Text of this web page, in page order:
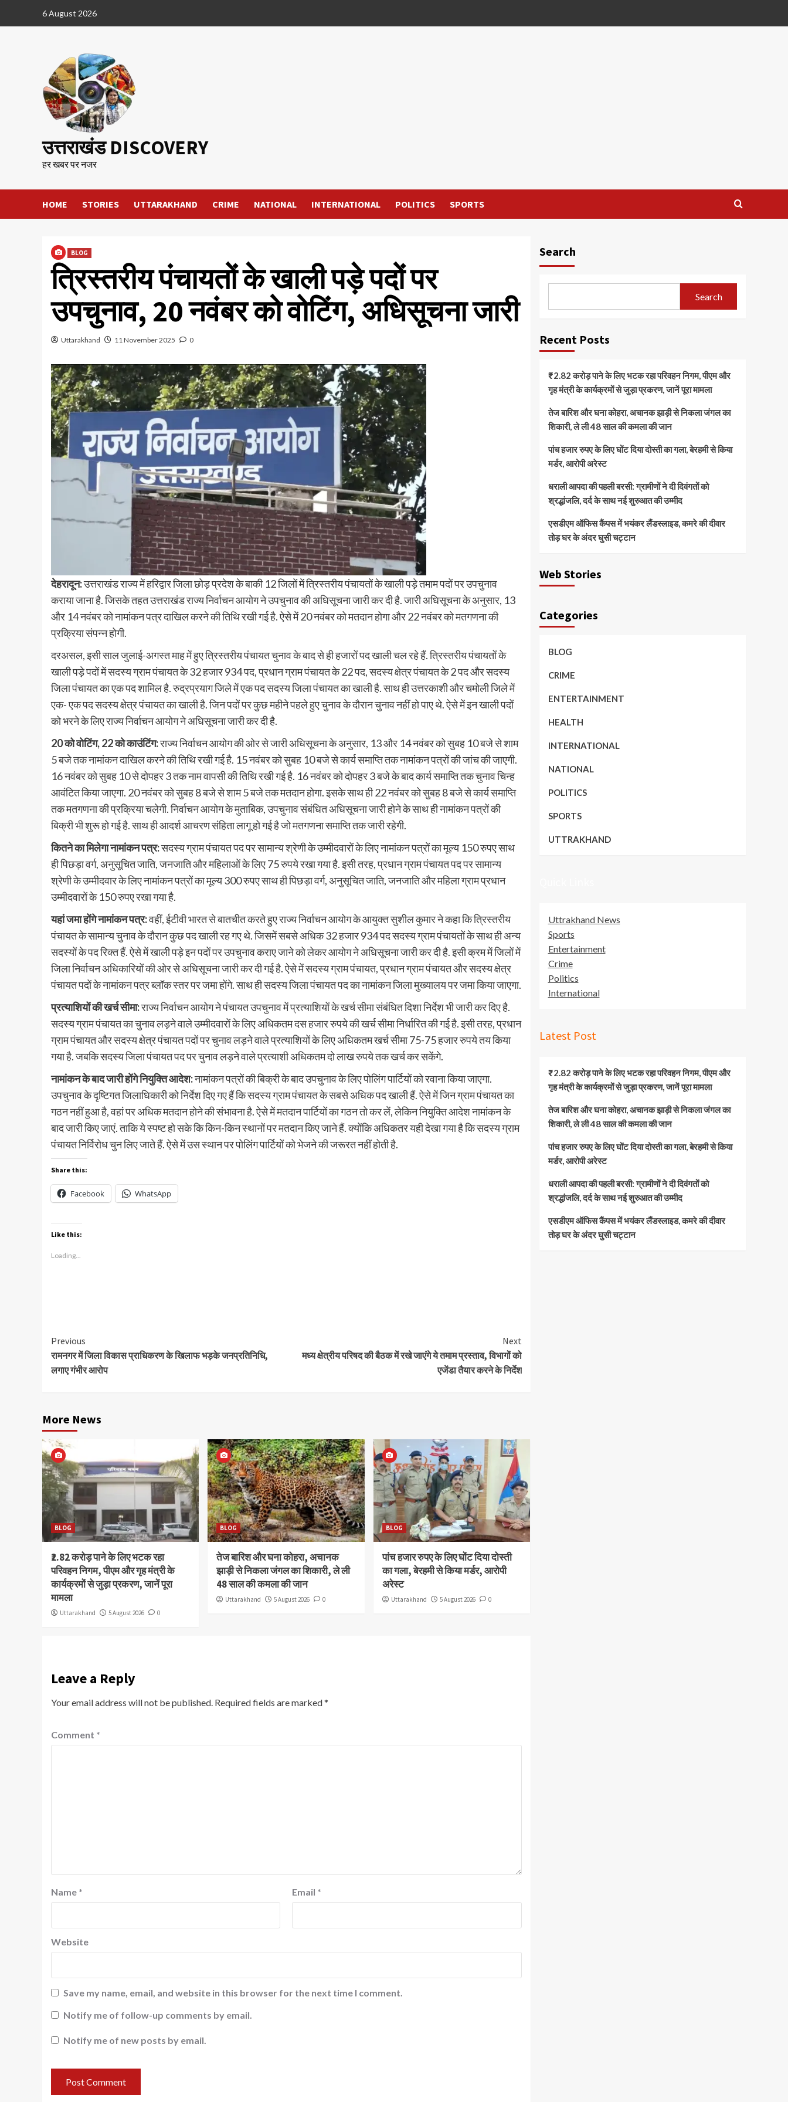
6 August 2026
उत्तराखंड DISCOVERY
हर खबर पर नजर
HOME STORIES UTTARAKHAND CRIME NATIONAL INTERNATIONAL POLITICS SPORTS
BLOG
त्रिस्तरीय पंचायतों के खाली पड़े पदों पर
उपचुनाव, 20 नवंबर को वोटिंग, अधिसूचना जारी
Uttarakhand 11 November 2025 0
देहरादून:उत्तराखंड राज्य में हरिद्वार जिला छोड़ प्रदेश के बाकी 12 जिलों में त्रिस्तरीय पंचायतों के खाली पड़े तमाम पदों पर उपचुनाव
कराया जाना है. जिसके तहत उत्तराखंड राज्य निर्वाचन आयोग ने उपचुनाव की अधिसूचना जारी कर दी है. जारी अधिसूचना के अनुसार, 13
और 14 नवंबर को नामांकन पत्र दाखिल करने की तिथि रखी गई है. ऐसे में 20 नवंबर को मतदान होगा और 22 नवंबर को मतगणना की
प्रक्रिया संपन्न होगी.
दरअसल, इसी साल जुलाई-अगस्त माह में हुए त्रिस्तरीय पंचायत चुनाव के बाद से ही हजारों पद खाली चल रहे हैं. त्रिस्तरीय पंचायतों के
खाली पड़े पदों में सदस्य ग्राम पंचायत के 32 हजार 934 पद, प्रधान ग्राम पंचायत के 22 पद, सदस्य क्षेत्र पंचायत के 2 पद और सदस्य
जिला पंचायत का एक पद शामिल है. रुद्रप्रयाग जिले में एक पद सदस्य जिला पंचायत का खाली है. साथ ही उत्तरकाशी और चमोली जिले में
एक- एक पद सदस्य क्षेत्र पंचायत का खाली है. जिन पदों पर कुछ महीने पहले हुए चुनाव के दौरान चुनाव नहीं हो पाए थे. ऐसे में इन खाली पदों
को भरने के लिए राज्य निर्वाचन आयोग ने अधिसूचना जारी कर दी है.
20 को वोटिंग, 22 को काउंटिंग:राज्य निर्वाचन आयोग की ओर से जारी अधिसूचना के अनुसार, 13 और 14 नवंबर को सुबह 10 बजे से शाम
5 बजे तक नामांकन दाखिल करने की तिथि रखी गई है. 15 नवंबर को सुबह 10 बजे से कार्य समाप्ति तक नामांकन पत्रों की जांच की जाएगी.
16 नवंबर को सुबह 10 से दोपहर 3 तक नाम वापसी की तिथि रखी गई है. 16 नवंबर को दोपहर 3 बजे के बाद कार्य समाप्ति तक चुनाव चिन्ह
आवंटित किया जाएगा. 20 नवंबर को सुबह 8 बजे से शाम 5 बजे तक मतदान होगा. इसके साथ ही 22 नवंबर को सुबह 8 बजे से कार्य समाप्ति
तक मतगणना की प्रक्रिया चलेगी. निर्वाचन आयोग के मुताबिक, उपचुनाव संबंधित अधिसूचना जारी होने के साथ ही नामांकन पत्रों की
बिक्री भी शुरू हो गई है. साथ ही आदर्श आचरण संहिता लागू हो गई है जो मतगणना समाप्ति तक जारी रहेगी.
कितने का मिलेगा नामांकन पत्र:सदस्य ग्राम पंचायत पद पर सामान्य श्रेणी के उम्मीदवारों के लिए नामांकन पत्रों का मूल्य 150 रुपए साथ
ही पिछड़ा वर्ग, अनुसूचित जाति, जनजाति और महिलाओं के लिए 75 रुपये रखा गया है. इसी तरह, प्रधान ग्राम पंचायत पद पर सामान्य
श्रेणी के उम्मीदवार के लिए नामांकन पत्रों का मूल्य 300 रुपए साथ ही पिछड़ा वर्ग, अनुसूचित जाति, जनजाति और महिला ग्राम प्रधान
उम्मीदवारों के 150 रुपए रखा गया है.
यहां जमा होंगे नामांकन पत्र:वहीं, ईटीवी भारत से बातचीत करते हुए राज्य निर्वाचन आयोग के आयुक्त सुशील कुमार ने कहा कि त्रिस्तरीय
पंचायत के सामान्य चुनाव के दौरान कुछ पद खाली रह गए थे. जिसमें सबसे अधिक 32 हजार 934 पद सदस्य ग्राम पंचायतों के साथ ही अन्य
सदस्यों के पद रिक्त हैं. ऐसे में खाली पड़े इन पदों पर उपचुनाव कराए जाने को लेकर आयोग ने अधिसूचना जारी कर दी है. इसी क्रम में जिलों में
जिला निर्वाचन अधिकारियों की ओर से अधिसूचना जारी कर दी गई है. ऐसे में सदस्य ग्राम पंचायत, प्रधान ग्राम पंचायत और सदस्य क्षेत्र
पंचायत पदों के नामांकन पत्र ब्लॉक स्तर पर जमा होंगे. साथ ही सदस्य जिला पंचायत पद का नामांकन जिला मुख्यालय पर जमा किया जाएगा.
प्रत्याशियों की खर्च सीमा:राज्य निर्वाचन आयोग ने पंचायत उपचुनाव में प्रत्याशियों के खर्च सीमा संबंधित दिशा निर्देश भी जारी कर दिए है.
सदस्य ग्राम पंचायत का चुनाव लड़ने वाले उम्मीदवारों के लिए अधिकतम दस हजार रुपये की खर्च सीमा निर्धारित की गई है. इसी तरह, प्रधान
ग्राम पंचायत और सदस्य क्षेत्र पंचायत पदों पर चुनाव लड़ने वाले प्रत्याशियों के लिए अधिकतम खर्च सीमा 75-75 हजार रुपये तय किया
गया है. जबकि सदस्य जिला पंचायत पद पर चुनाव लड़ने वाले प्रत्याशी अधिकतम दो लाख रुपये तक खर्च कर सकेंगे.
नामांकन के बाद जारी होंगे नियुक्ति आदेश:नामांकन पत्रों की बिक्री के बाद उपचुनाव के लिए पोलिंग पार्टियों को रवाना किया जाएगा.
उपचुनाव के दृष्टिगत जिलाधिकारी को निर्देश दिए गए हैं कि सदस्य ग्राम पंचायत के सबसे अधिक पद खाली हैं. ऐसे में जिन ग्राम पंचायत का
गठन नहीं हुआ है, वहां पर अधिक मतदान होने की संभावना है. ऐसे में मतदान पार्टियों का गठन तो कर लें, लेकिन नियुक्ति आदेश नामांकन के
बाद जारी किए जाएं. ताकि ये स्पष्ट हो सके कि किन-किन स्थानों पर मतदान किए जाने हैं. क्योंकि अधिकतर यही देखा गया है कि सदस्य ग्राम
पंचायत निर्विरोध चुन लिए जाते हैं. ऐसे में उस स्थान पर पोलिंग पार्टियों को भेजने की जरूरत नहीं होती है.
Share this:
Facebook WhatsApp
Like this:
Loading...
Continue
Reading
Previous
रामनगर में जिला विकास प्राधिकरण के खिलाफ भड़के जनप्रतिनिधि,
लगाए गंभीर आरोप
Next
मध्य क्षेत्रीय परिषद की बैठक में रखे जाएंगे ये तमाम प्रस्ताव, विभागों को
एजेंडा तैयार करने के निर्देश
More News
BLOG
₹2.82 करोड़ पाने के लिए भटक रहा
परिवहन निगम, पीएम और गृह मंत्री के
कार्यक्रमों से जुड़ा प्रकरण, जानें पूरा
मामला
Uttarakhand 5 August 2026 0
BLOG
तेज बारिश और घना कोहरा, अचानक
झाड़ी से निकला जंगल का शिकारी, ले ली
48 साल की कमला की जान
Uttarakhand 5 August 2026 0
BLOG
पांच हजार रुपए के लिए घोंट दिया दोस्ती
का गला, बेरहमी से किया मर्डर, आरोपी
अरेस्ट
Uttarakhand 5 August 2026 0
Leave a Reply
Your email address will not be published. Required fields are marked*
Comment *
Name * Email *
Website
Save my name, email, and website in this browser for the next time I comment.
Notify me of follow-up comments by email.
Notify me of new posts by email.
Search
Search
Recent Posts
₹2.82 करोड़ पाने के लिए भटक रहा परिवहन निगम, पीएम और
गृह मंत्री के कार्यक्रमों से जुड़ा प्रकरण, जानें पूरा मामला
तेज बारिश और घना कोहरा, अचानक झाड़ी से निकला जंगल का
शिकारी, ले ली 48 साल की कमला की जान
पांच हजार रुपए के लिए घोंट दिया दोस्ती का गला, बेरहमी से किया
मर्डर, आरोपी अरेस्ट
धराली आपदा की पहली बरसी: ग्रामीणों ने दी दिवंगतों को
श्रद्धांजलि, दर्द के साथ नई शुरुआत की उम्मीद
एसडीएम ऑफिस कैंपस में भयंकर लैंडस्लाइड, कमरे की दीवार
तोड़ घर के अंदर घुसी चट्टान
Web Stories
Categories
BLOG
CRIME
ENTERTAINMENT
HEALTH
INTERNATIONAL
NATIONAL
POLITICS
SPORTS
UTTRAKHAND
Uttrakhand News
Sports
Entertainment
Crime
Politics
International
Latest Post
₹2.82 करोड़ पाने के लिए भटक रहा परिवहन निगम, पीएम और
गृह मंत्री के कार्यक्रमों से जुड़ा प्रकरण, जानें पूरा मामला
तेज बारिश और घना कोहरा, अचानक झाड़ी से निकला जंगल का
शिकारी, ले ली 48 साल की कमला की जान
पांच हजार रुपए के लिए घोंट दिया दोस्ती का गला, बेरहमी से किया
मर्डर, आरोपी अरेस्ट
धराली आपदा की पहली बरसी: ग्रामीणों ने दी दिवंगतों को
श्रद्धांजलि, दर्द के साथ नई शुरुआत की उम्मीद
एसडीएम ऑफिस कैंपस में भयंकर लैंडस्लाइड, कमरे की दीवार
तोड़ घर के अंदर घुसी चट्टान